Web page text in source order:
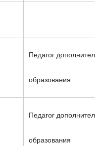
Педагог
образования
Педагог
образования